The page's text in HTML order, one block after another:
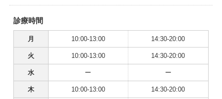
診療時間
月 10:00-13:00 14:30-20:00
火 10:00-13:00 14:30-20:00
水 ー ー
木 10:00-13:00 14:30-20:00